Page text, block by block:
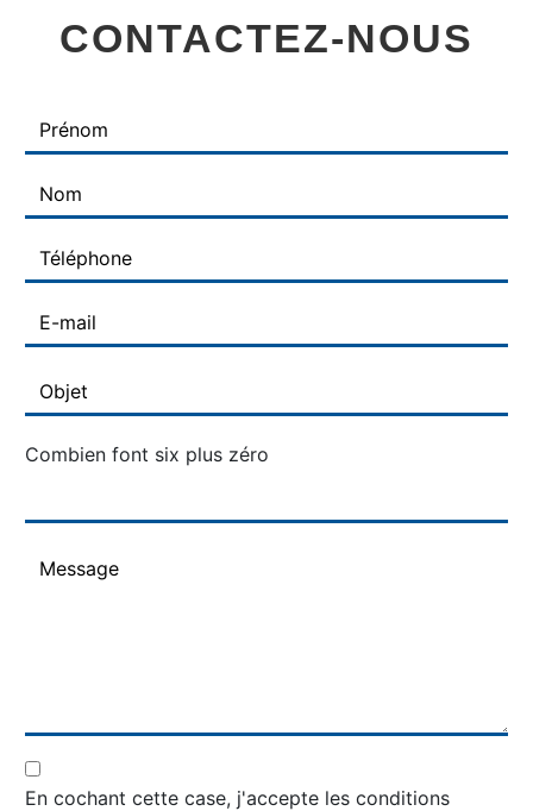
CONTACTEZ-NOUS
Combien font six plus zéro
En cochant cette case, j'accepte les conditions